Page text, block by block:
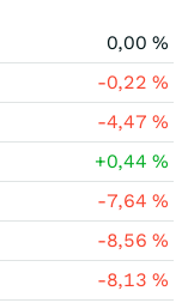
0,00%
-0,22%
-4,47%
+0,44%
-7,64%
-8,56%
-8,13%